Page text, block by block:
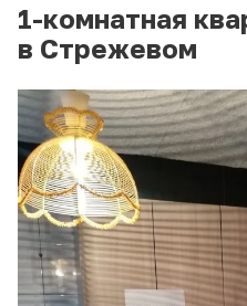
1-комнатная
в Стрежевом